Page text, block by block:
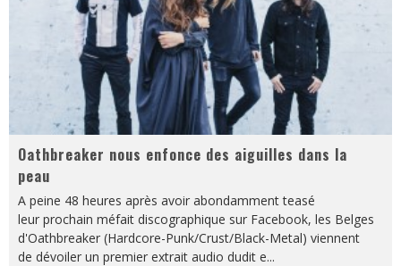
Oathbreaker nous enfonce des aiguilles dans la
peau
A peine 48 heures après avoir abondamment teasé
leur prochain méfait discographique sur Facebook, les Belges
d'Oathbreaker (Hardcore-Punk/Crust/Black-Metal) viennent
de dévoiler un premier extrait audio dudit e...